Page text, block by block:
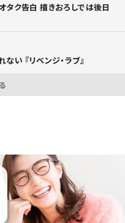
タク告白 描きおろしでは後日
い 『リベンジ・ラブ』